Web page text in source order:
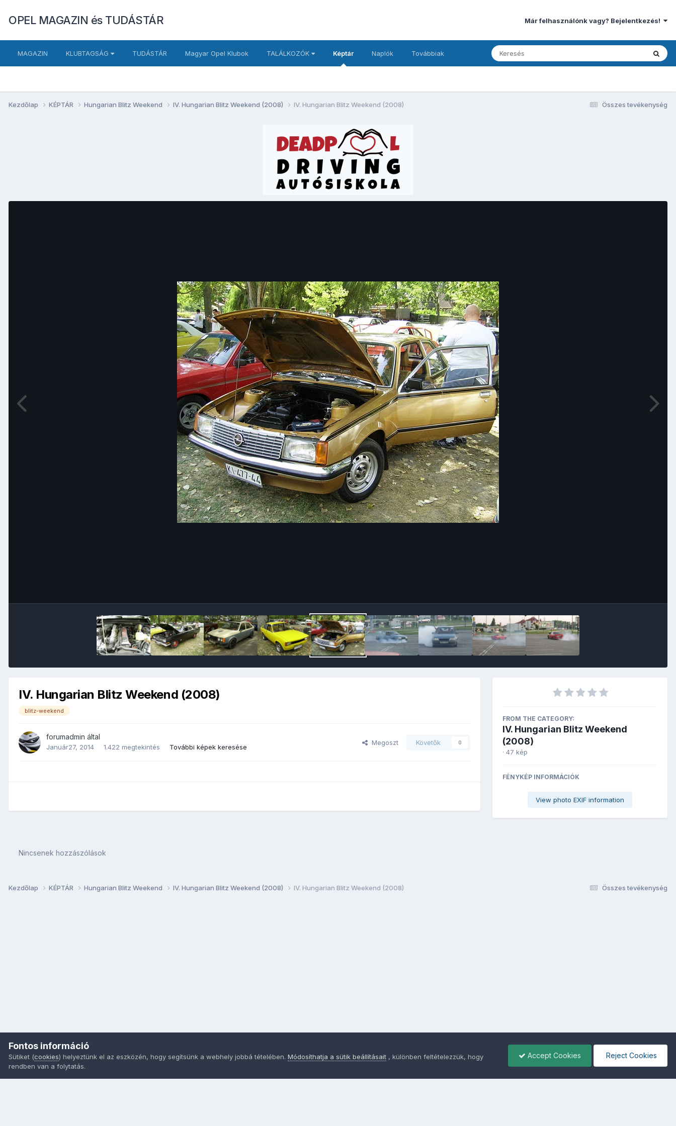
OPEL MAGAZIN és TUDÁSTÁR Már felhasználónk vagy? Bejelentkezés!
MAGAZIN KLUBTAGSÁG TUDÁSTÁR Magyar Opel Klubok TALÁLKOZÓK Képtár Naplók Továbbiak
Összes tevékenység
Kezdőlap KÉPTÁR Hungarian Blitz Weekend IV. Hungarian Blitz Weekend (2008) IV. Hungarian Blitz Weekend (2008)
IV. Hungarian Blitz Weekend (2008)
blitz-weekend
forumadmin által
Január27, 2014 1.422 megtekintés További képek keresése
Megoszt Követők 0
FROM THE CATEGORY:
IV. Hungarian Blitz Weekend
(2008)
· 47 kép
FÉNYKÉP INFORMÁCIÓK
View photo EXIF information
Nincsenek hozzászólások
Összes tevékenység
Kezdőlap KÉPTÁR Hungarian Blitz Weekend IV. Hungarian Blitz Weekend (2008) IV. Hungarian Blitz Weekend (2008)
Fontos információ
Sütiket (cookies) helyeztünk el az eszközén, hogy segítsünk a webhely jobbá tételében. Módosíthatja a sütik beállításait , különben feltételezzük, hogy
rendben van a folytatás.
Accept Cookies Reject Cookies